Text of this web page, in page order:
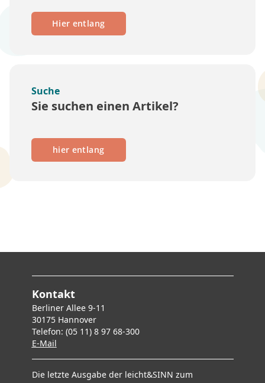
Hier entlang
Suche
Sie suchen einen Artikel?
hier entlang
Kontakt
Berliner Allee 9-11
30175 Hannover
Telefon: (05 11) 8 97 68-300
E-Mail
Die letzte Ausgabe der leicht&SINN zum